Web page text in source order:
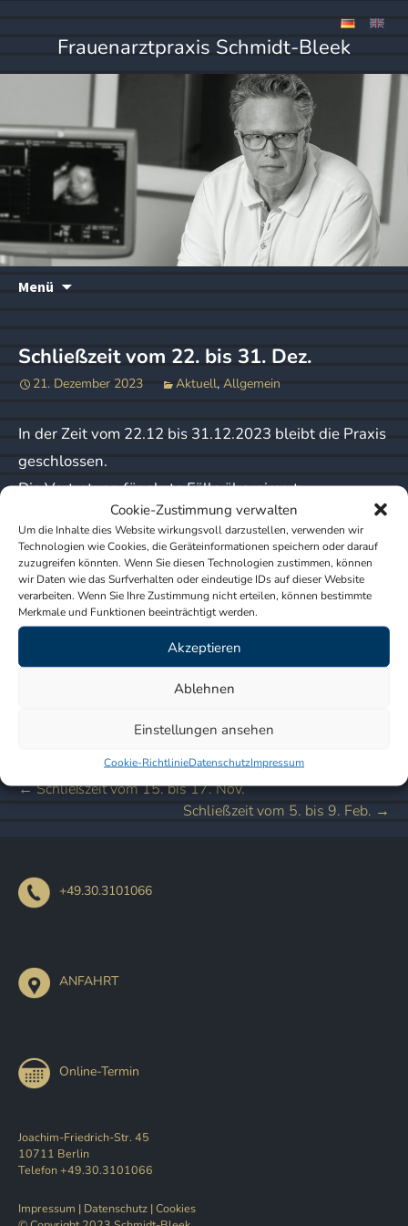
Cookie-Zustimmung verwalten
Um die Inhalte dies Website wirkungsvoll darzustellen, verwenden wir
Technologien wie Cookies, die Geräteinformationen speichern oder darauf
zuzugreifen könnten. Wenn Sie diesen Technologien zustimmen, können
wir Daten wie das Surfverhalten oder eindeutige IDs auf dieser Website
verarbeiten. Wenn Sie Ihre Zustimmung nicht erteilen, können bestimmte
Merkmale und Funktionen beeinträchtigt werden.
Akzeptieren
Ablehnen
Einstellungen ansehen
Cookie-RichtlinieDatenschutzImpressum
Frauenarztpraxis Schmidt-Bleek
Menü
Schließzeit vom 22. bis 31. Dez.
21. Dezember 2023 Aktuell, Allgemein
In der Zeit vom 22.12 bis 31.12.2023 bleibt die Praxis
geschlossen.
Die Vertretung für akute Fälle übernimmt:
Dr. med. H. Jarmer
Pariser Str. 12
10719 Berlin
Telefonische Voranmeldung unter 030-8835953
Bei Notfällen können Sie auch die Terminservicestelle
der Kassenärztlichen Vereinigung
unter Tel. 030-116117 kontaktieren.
Beitragsnavigation
←Schließzeit vom 15. bis 17. Nov.
Schließzeit vom 5. bis 9. Feb. →
+49.30.3101066
ANFAHRT
Online-Termin
Joachim-Friedrich-Str. 45
10711 Berlin
Telefon +49.30.3101066
Impressum | Datenschutz |Cookies